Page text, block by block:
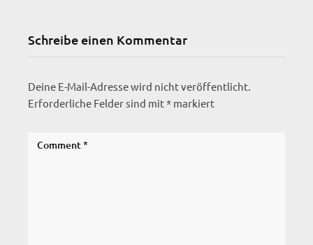
Schreibe einen Kommentar
Deine E-Mail-Adresse wird nicht veröffentlicht.
Erforderliche Felder sind mit* markiert